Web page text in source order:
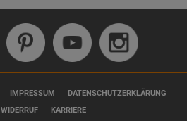
IMPRESSUM
DATENSCHUTZERKLÄRUNG
WIDERRUF KARRIERE